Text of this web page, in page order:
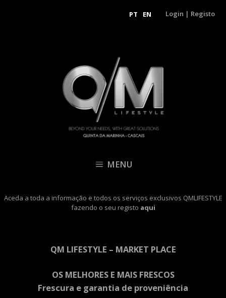
PT EN Login | Registo
MENU
Aceda a toda a informação e todos os serviços exclusivos QMLIFESTYLE
fazendo o seu registo aqui
QM LIFESTYLE – MARKET PLACE
OS MELHORES E MAIS FRESCOS
Frescura e garantia de proveniência